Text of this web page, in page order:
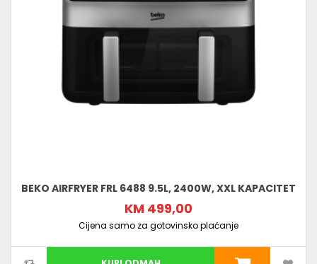
BEKO AIRFRYER FRL 6488 9.5L, 2400W, XXL KAPACITET
KM 499,00
Cijena samo za gotovinsko plaćanje